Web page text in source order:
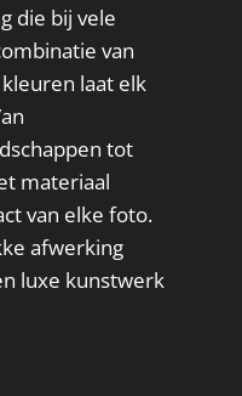
die bij vele
van
laat elk
tot
materiaal
van elke foto.
afwerking
luxe kunstwerk